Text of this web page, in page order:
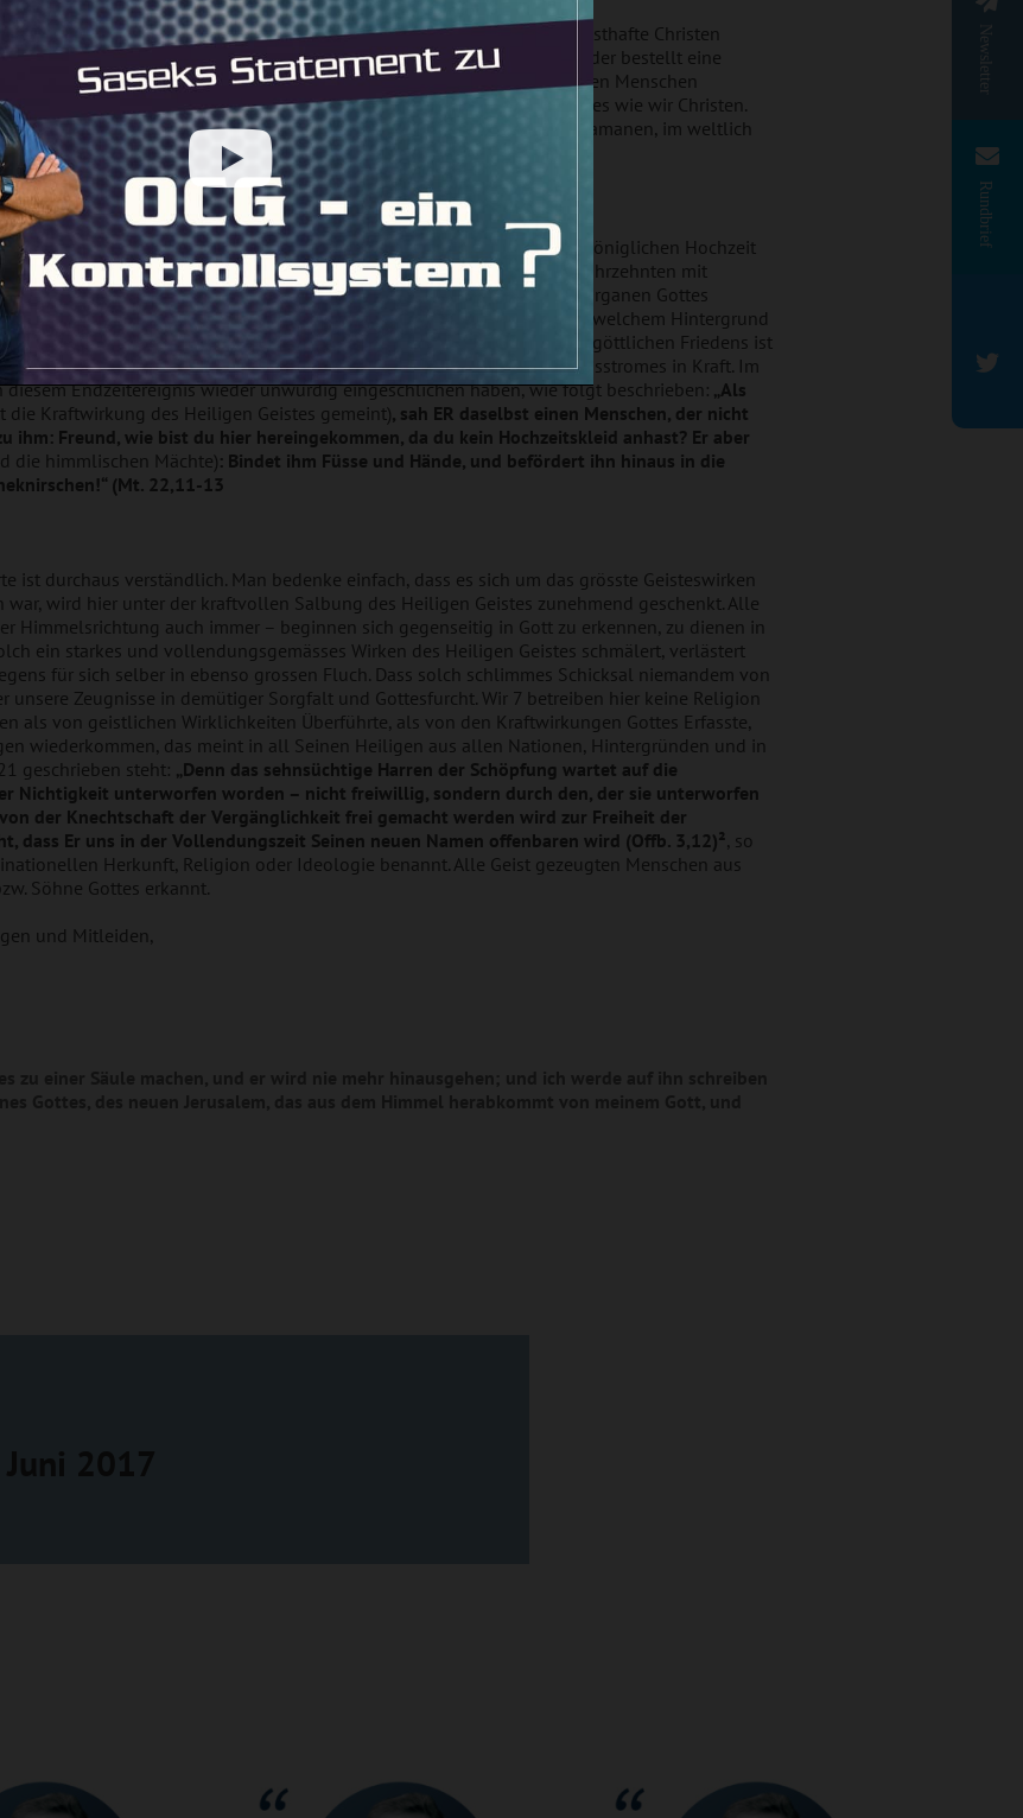
eine Demonstration genau dieses wirksamen Ereignisses statt. Als ernsthafte Christen
auf der Bühne. Schaut euch unsere Aufzeichnungen im Internet¹ an oder bestellt eine
sich wieder mit Ukrainern und umgekehrt. Die gegensätzlichsten Menschen
Öffentlichkeit. Die Muslime waren dabei genauso voll Heiligen Geistes wie wir Christen.
erschienenen Gästen: Sowohl im Juden als auch im herzhaften Schamanen, im weltlich
denn nicht gefährlich sei. Auch im zuvor erwähnten Gleichnis von der königlichen Hochzeit
Ein und dieselbe Frequenz der Bemessung, die uns nun schon seit Jahrzehnten mit
zur organischen 1nsheit geführt hat, führt uns nun auch mit all jenen Organen Gottes
Es läuft ein und dasselbe ab, wie es schon immer war: Sobald – aus welchem Hintergrund
ist, signalisieren wir es uns gegenseitig. Das »Rauf und Runter« des göttlichen Friedens ist
liegt mit allen zusammen innerhalb des gemeinschaftlichen Lebensstromes in Kraft. Im
Endzeitereignis wieder unwürdig eingeschlichen haben, wie folgt beschrieben: „Als
die Kraftwirkung des Heiligen Geistes gemeint), sah ER daselbst einen Menschen, der nicht
Freund, wie bist du hier hereingekommen, da du kein Hochzeitskleid anhast? Er aber
die himmlischen Mächte): Bindet ihm Füsse und Hände, und befördert ihn hinaus in die
(Mt. 22,11-13
ist durchaus verständlich. Man bedenke einfach, dass es sich um das grösste Geisteswirken
wird hier unter der kraftvollen Salbung des Heiligen Geistes zunehmend geschenkt. Alle
Himmelsrichtung auch immer – beginnen sich gegenseitig in Gott zu erkennen, zu dienen in
ein starkes und vollendungsgemässes Wirken des Heiligen Geistes schmälert, verlästert
für sich selber in ebenso grossen Fluch. Dass solch schlimmes Schicksal niemandem von
unsere Zeugnisse in demütiger Sorgfalt und Gottesfurcht. Wir 7 betreiben hier keine Religion
als von geistlichen Wirklichkeiten Überführte, als von den Kraftwirkungen Gottes Erfasste,
wiederkommen, das meint in all Seinen Heiligen aus allen Nationen, Hintergründen und in
geschrieben steht: „Denn das sehnsüchtige Harren der Schöpfung wartet auf die
Nichtigkeit unterworfen worden – nicht freiwillig, sondern durch den, der sie unterworfen
der Knechtschaft der Vergänglichkeit frei gemacht werden wird zur Freiheit der
dass Er uns in der Vollendungszeit Seinen neuen Namen offenbaren wird (Offb. 3,12)², so
Herkunft, Religion oder Ideologie benannt. Alle Geist gezeugten Menschen aus
Söhne Gottes erkannt.
und Mitleiden,
Newsletter
Rundbrief